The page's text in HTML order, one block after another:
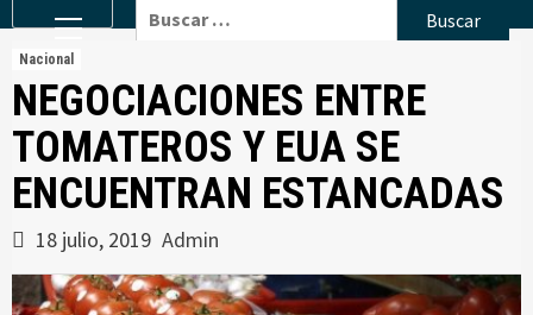
Menu
Nacional
NEGOCIACIONES ENTRE
TOMATEROS Y EUA SE
ENCUENTRAN ESTANCADAS
18 julio, 2019 Admin